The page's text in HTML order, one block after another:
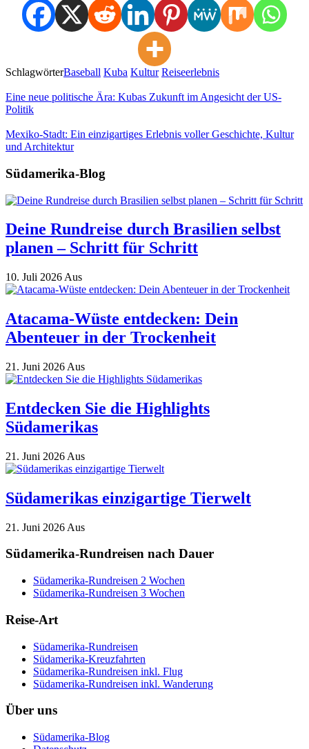
SchlagwörterBaseball Kuba Kultur Reiseerlebnis
Eine neue politische Ära: Kubas Zukunft im Angesicht der US-
Politik
Mexiko-Stadt: Ein einzigartiges Erlebnis voller Geschichte, Kultur
und Architektur
Südamerika-Blog
Deine Rundreise durch Brasilien selbst
planen – Schritt für Schritt
10. Juli 2026 Aus
Atacama-Wüste entdecken: Dein
Abenteuer in der Trockenheit
21. Juni 2026 Aus
Entdecken Sie die Highlights
Südamerikas
21. Juni 2026 Aus
Südamerikas einzigartige Tierwelt
21. Juni 2026 Aus
Südamerika-Rundreisen nach Dauer
Südamerika-Rundreisen 2 Wochen
Südamerika-Rundreisen 3 Wochen
Reise-Art
Südamerika-Rundreisen
Südamerika-Kreuzfahrten
Südamerika-Rundreisen inkl. Flug
Südamerika-Rundreisen inkl. Wanderung
Über uns
Südamerika-Blog